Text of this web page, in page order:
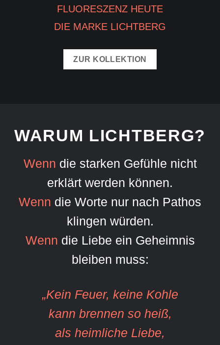
FLUORESZENZ HEUTE
DIE MARKE LICHTBERG
ZUR KOLLEKTION
WARUM LICHTBERG?
Wenn die starken Gefühle nicht
erklärt werden können.
Wenn die Worte nur nach Pathos
klingen würden.
Wenn die Liebe ein Geheimnis
bleiben muss:
„Kein Feuer, keine Kohle
kann brennen so heiß,
als heimliche Liebe,